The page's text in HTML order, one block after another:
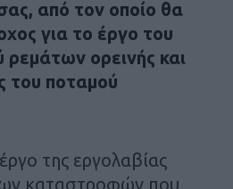
από τον οποίο θα
για το έργο του
ρεμάτων ορεινής και
του ποταμού
της εργολαβίας
καταστροφών που